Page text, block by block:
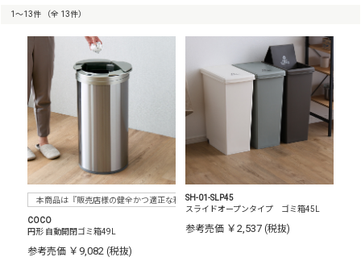
1〜13件 （全 13件）
本商品は『販売店様の健全かつ適正な利益確保のため指定価格制度に準拠した販売』をお
COCO
円形 自動開閉ゴミ箱49L
参考売価 ￥9,082 (税抜)
SH-01-SLP45
スライドオープンタイプ ゴミ箱45L
参考売価 ￥2,537 (税抜)